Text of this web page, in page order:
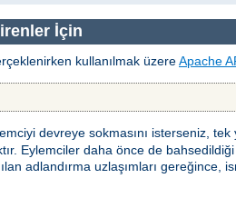
İçin
kullanılmak üzereApache
devreye sokmasını isterseniz, tek
Eylemciler daha önce de
adlandırma uzlaşımları